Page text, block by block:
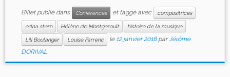
Billet publié dans Conférences et taggé avec compositrices
edna stern Hélène de Montgeroult histoire de la musique
Lili Boulanger Louise Farrenc le 12 janvier 2018 parJérôme
DORIVAL